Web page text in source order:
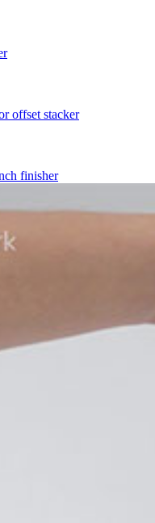
offset stacker
finisher